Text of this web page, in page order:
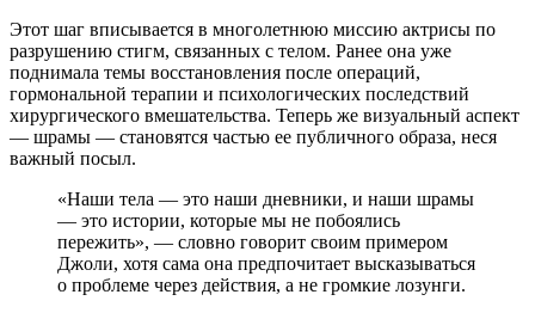
Этот шаг вписывается в многолетнюю миссию актрисы по
разрушению стигм, связанных с телом. Ранее она уже
поднимала темы восстановления после операций,
гормональной терапии и психологических последствий
хирургического вмешательства. Теперь же визуальный аспект
— шрамы — становятся частью ее публичного образа, неся
важный посыл.
«Наши тела — это наши дневники, и наши шрамы
— это истории, которые мы не побоялись
пережить», — словно говорит своим примером
Джоли, хотя сама она предпочитает высказываться
о проблеме через действия, а не громкие лозунги.